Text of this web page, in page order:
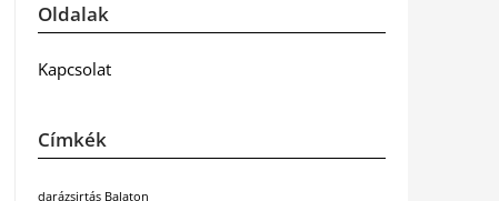
Oldalak
Kapcsolat
Címkék
darázsirtás Balaton